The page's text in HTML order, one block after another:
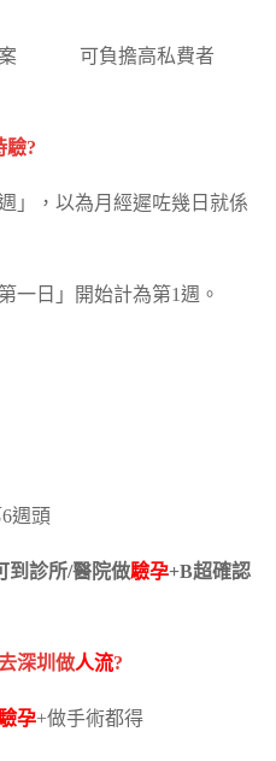
個案 可負擔高私費者
驗?
」，以為月經遲咗幾日就係
一日」開始計為第1週。
週頭
到診所/醫院做驗孕+B超確認
深圳做人流?
孕+做手術都得